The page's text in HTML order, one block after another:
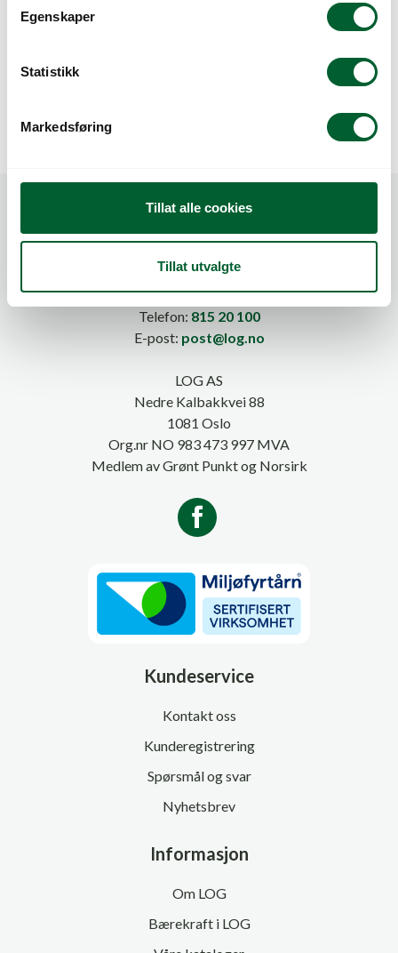
Egenskaper
Statistikk
Markedsføring
Tillat alle cookies
Tillat utvalgte
(JORDBÆR)
FRAGARIA ROMAN
Telefon: 815 20 100
E-post: post@log.no
LOG AS
Nedre Kalbakkvei 88
1081 Oslo
Org.nr NO 983 473 997 MVA
Medlem av Grønt Punkt og Norsirk
Kundeservice
Kontakt oss
Kunderegistrering
Spørsmål og svar
Nyhetsbrev
Informasjon
Om LOG
Bærekraft i LOG